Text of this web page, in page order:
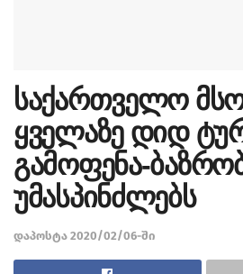
საქართველო
ყველაზე დიდ
გამოფენა-
უმასპინძლებს
დაპოსტა 2020/02/06-ში